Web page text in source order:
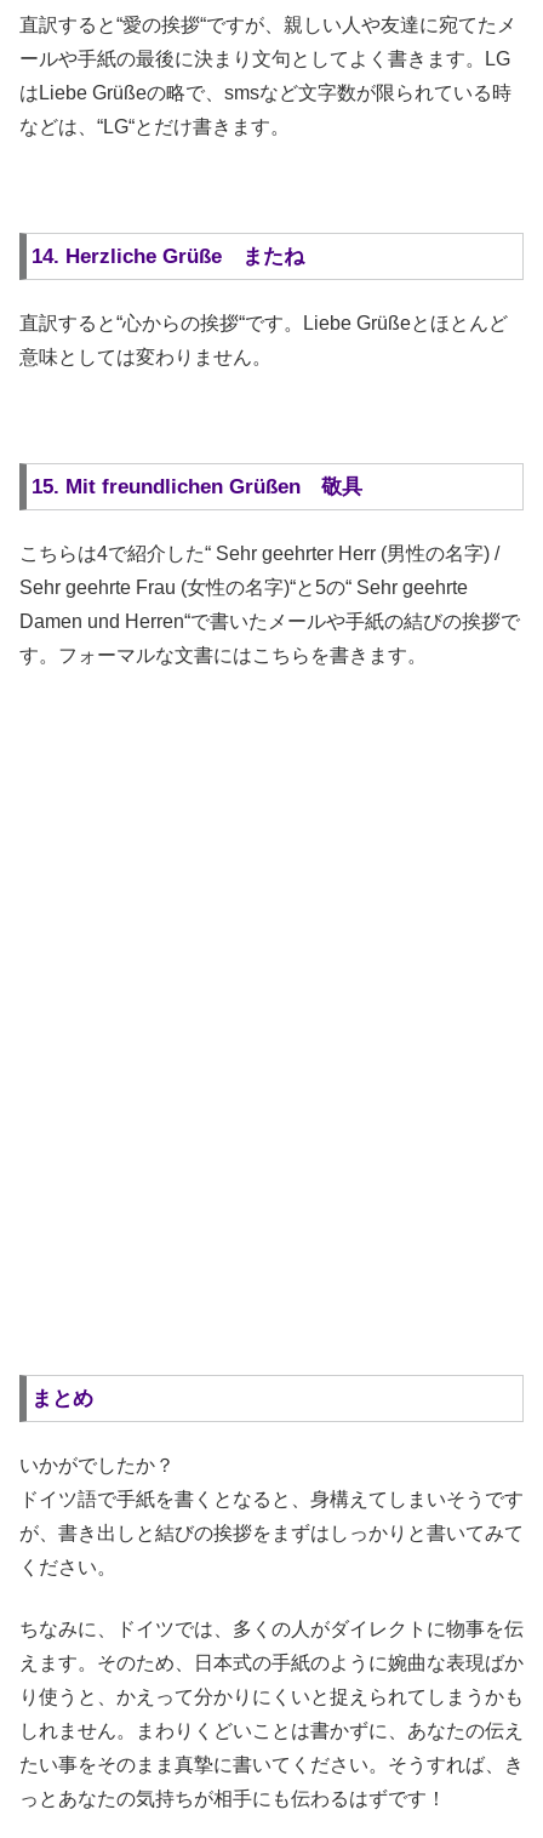
直訳すると“愛の挨拶“ですが、親しい人や友達に宛てたメ
ールや手紙の最後に決まり文句としてよく書きます。LG
はLiebe Grüßeの略で、smsなど文字数が限られている時
などは、“LG“とだけ書きます。
14. Herzliche Grüße またね
直訳すると“心からの挨拶“です。Liebe Grüßeとほとんど
意味としては変わりません。
15. Mit freundlichen Grüßen 敬具
こちらは4で紹介した“ Sehr geehrter Herr (男性の名字) /
Sehr geehrte Frau (女性の名字)“と5の“ Sehr geehrte
Damen und Herren“で書いたメールや手紙の結びの挨拶で
す。フォーマルな文書にはこちらを書きます。
まとめ
いかがでしたか？
ドイツ語で手紙を書くとなると、身構えてしまいそうです
が、書き出しと結びの挨拶をまずはしっかりと書いてみて
ください。
ちなみに、ドイツでは、多くの人がダイレクトに物事を伝
えます。そのため、日本式の手紙のように婉曲な表現ばか
り使うと、かえって分かりにくいと捉えられてしまうかも
しれません。まわりくどいことは書かずに、あなたの伝え
たい事をそのまま真摯に書いてください。そうすれば、き
っとあなたの気持ちが相手にも伝わるはずです！